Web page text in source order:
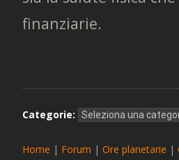
finanziarie.
Categorie:
Home | Forum | Ore planetarie |